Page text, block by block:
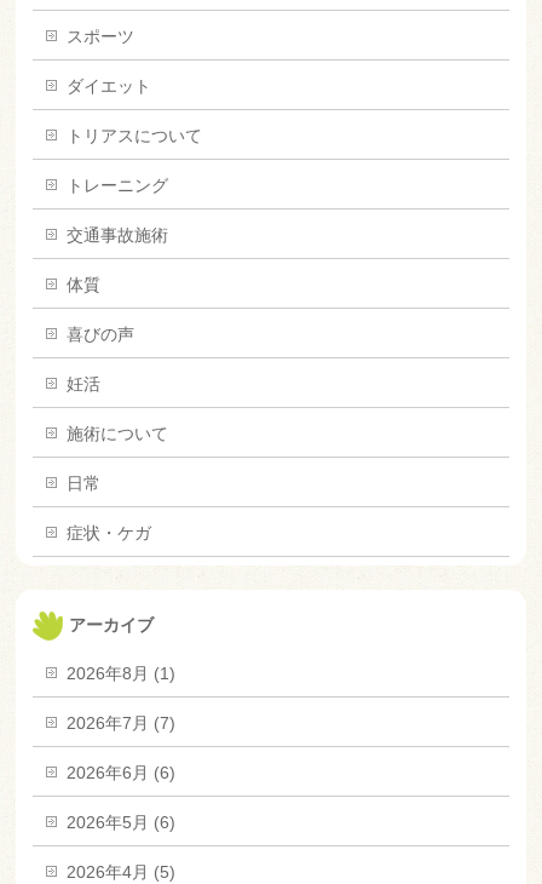
スポーツ
ダイエット
トリアスについて
トレーニング
交通事故施術
体質
喜びの声
妊活
施術について
日常
症状・ケガ
アーカイブ
2026年8月 (1)
2026年7月 (7)
2026年6月 (6)
2026年5月 (6)
2026年4月 (5)